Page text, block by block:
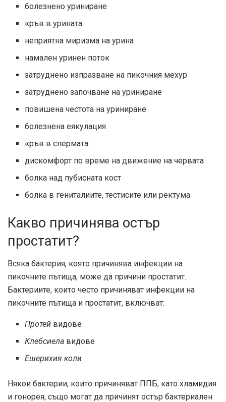
болезнено уриниране
кръв в урината
неприятна миризма на урина
намален уринен поток
затруднено изпразване на пикочния мехур
затруднено започване на уриниране
повишена честота на уриниране
болезнена еякулация
кръв в спермата
дискомфорт по време на движение на червата
болка над пубисната кост
болка в гениталиите, тестисите или ректума
Какво причинява остър
простатит?
Всяка бактерия, която причинява инфекции на
пикочните пътища, може да причини простатит.
Бактериите, които често причиняват инфекции на
пикочните пътища и простатит, включват:
Протей видове
Клебсиела видове
Ешерихия коли
Някои бактерии, които причиняват ППБ, като хламидия
и гонорея, също могат да причинят остър бактериален